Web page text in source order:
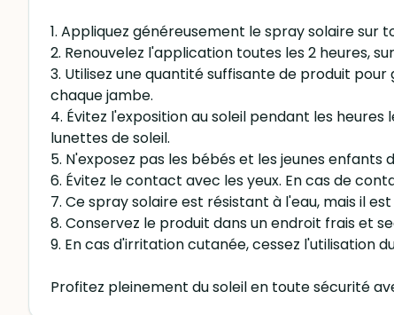
1. Appliquez généreusement le spray solaire sur
2. Renouvelez l'application toutes les 2 heures,
3. Utilisez une quantité suffisante de produit
chaque jambe.
4. Évitez l'exposition au soleil pendant les
lunettes de soleil.
5. N'exposez pas les bébés et les jeunes
6. Évitez le contact avec les yeux. En cas de
7. Ce spray solaire est résistant à l'eau, mais il
8. Conservez le produit dans un endroit frais et
9. En cas d'irritation cutanée, cessez l'utilisation
Profitez pleinement du soleil en toute sécurité